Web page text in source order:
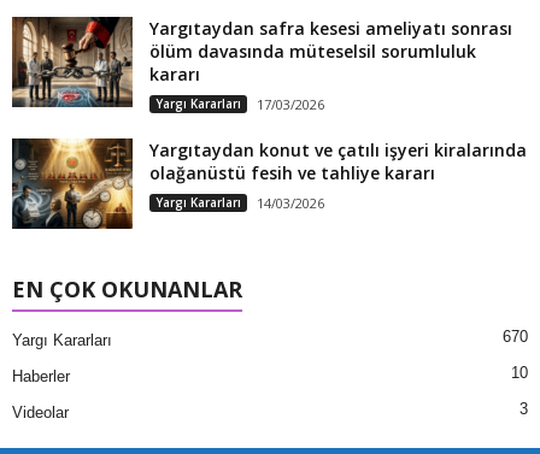
Yargıtaydan safra kesesi ameliyatı sonrası
ölüm davasında müteselsil sorumluluk
kararı
Yargı Kararları 17/03/2026
Yargıtaydan konut ve çatılı işyeri kiralarında
olağanüstü fesih ve tahliye kararı
Yargı Kararları 14/03/2026
EN ÇOK OKUNANLAR
Yargı Kararları 670
Haberler 10
Videolar 3